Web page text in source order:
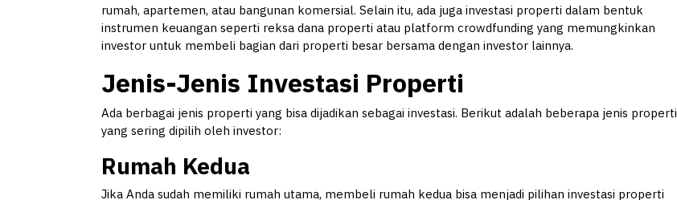
rumah, apartemen, atau bangunan komersial. Selain itu, ada juga investasi properti dalam bentuk
instrumen keuangan seperti reksa dana properti atau platform crowdfunding yang memungkinkan
investor untuk membeli bagian dari properti besar bersama dengan investor lainnya.
Jenis-Jenis Investasi Properti
Ada berbagai jenis properti yang bisa dijadikan sebagai investasi. Berikut adalah beberapa jenis properti
yang sering dipilih oleh investor:
Rumah Kedua
Jika Anda sudah memiliki rumah utama, membeli rumah kedua bisa menjadi pilihan investasi properti